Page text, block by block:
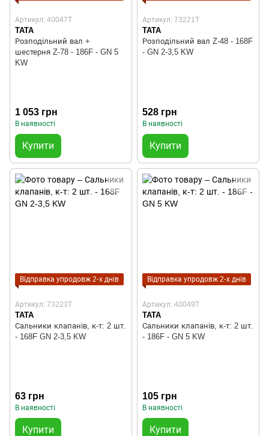
Артикул: 40047T
TATA
Розподільний вал +
шестерня Z-78 - 186F - GN 5
KW
1 053 грн
В наявності
Купити
Артикул: 73221T
TATA
Розподільний вал Z-48 - 168F
- GN 2-3,5 KW
528 грн
В наявності
Купити
Відправка упродовж 2-х днів
Артикул: 73223T
TATA
Сальники клапанів, к-т: 2 шт.
- 168F GN 2-3,5 KW
63 грн
В наявності
Купити
Відправка упродовж 2-х днів
Артикул: 40049T
TATA
Сальники клапанів, к-т: 2 шт.
- 186F - GN 5 KW
105 грн
В наявності
Купити